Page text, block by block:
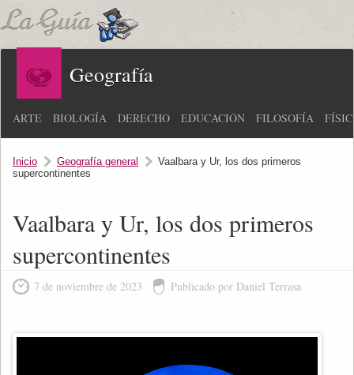
Geografía
ARTE BIOLOGÍA DERECHO EDUCACIÓN FILOSOFÍA
Inicio Geografía general
Vaalbara y Ur, los dos primeros
supercontinentes
Vaalbara y Ur, los dos primeros
supercontinentes
7 de noviembre de 2023 Publicado por Daniel Terrasa